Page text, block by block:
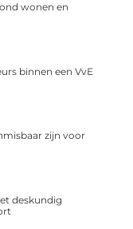
wonen en
binnen een VvE
zijn voor
deskundig